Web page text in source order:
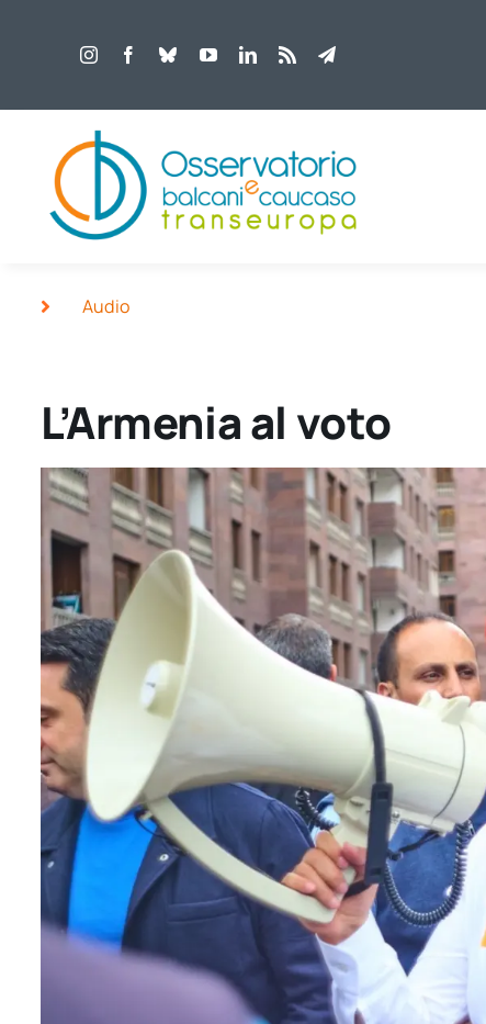
Audio
L’Armenia al voto